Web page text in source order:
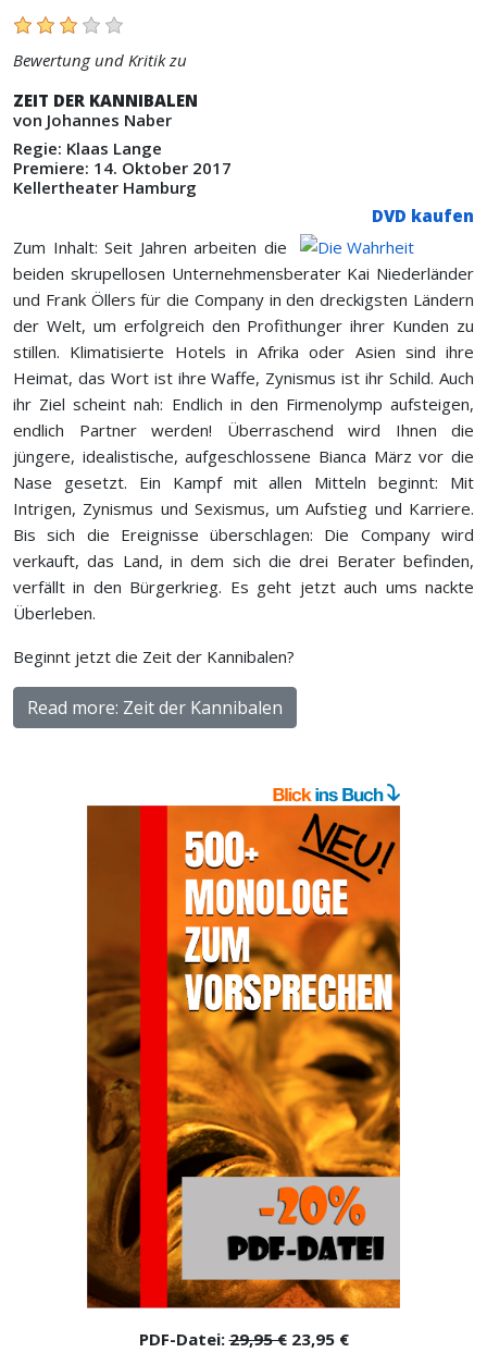
Bewertung und Kritik zu
ZEIT DER KANNIBALEN
von Johannes Naber
Regie: Klaas Lange
Premiere: 14. Oktober 2017
Kellertheater Hamburg
DVD kaufen
Zum Inhalt: Seit Jahren arbeiten die
beiden skrupellosen Unternehmensberater Kai Niederländer
und Frank Öllers für die Company in den dreckigsten Ländern
der Welt, um erfolgreich den Profithunger ihrer Kunden zu
stillen. Klimatisierte Hotels in Afrika oder Asien sind ihre
Heimat, das Wort ist ihre Waffe, Zynismus ist ihr Schild. Auch
ihr Ziel scheint nah: Endlich in den Firmenolymp aufsteigen,
endlich Partner werden! Überraschend wird Ihnen die
jüngere, idealistische, aufgeschlossene Bianca März vor die
Nase gesetzt. Ein Kampf mit allen Mitteln beginnt: Mit
Intrigen, Zynismus und Sexismus, um Aufstieg und Karriere.
Bis sich die Ereignisse überschlagen: Die Company wird
verkauft, das Land, in dem sich die drei Berater befinden,
verfällt in den Bürgerkrieg. Es geht jetzt auch ums nackte
Überleben.
Beginnt jetzt die Zeit der Kannibalen?
Read more: Zeit der Kannibalen
PDF-Datei:29,95 €23,95 €